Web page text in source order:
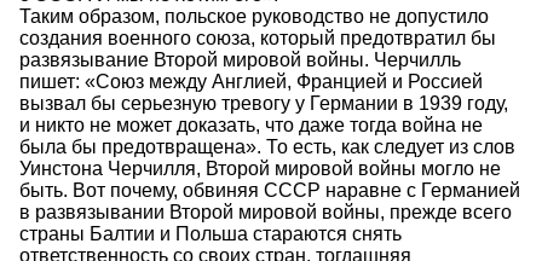
Таким образом, польское руководство не допустило
создания военного союза, который предотвратил бы
развязывание Второй мировой войны. Черчилль
пишет: «Союз между Англией, Францией и Россией
вызвал бы серьезную тревогу у Германии в 1939 году,
и никто не может доказать, что даже тогда война не
была бы предотвращена». То есть, как следует из слов
Уинстона Черчилля, Второй мировой войны могло не
быть. Вот почему, обвиняя СССР наравне с Германией
в развязывании Второй мировой войны, прежде всего
страны Балтии и Польша стараются снять
ответственность со своих стран, тогдашняя